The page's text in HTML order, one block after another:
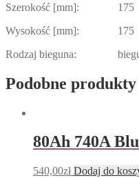
Szerokość [mm]: 175
Wysokość [mm]: 175
Rodzaj bieguna: biegun
Podobne produkty
80Ah 740A
540,00zł Dodaj do